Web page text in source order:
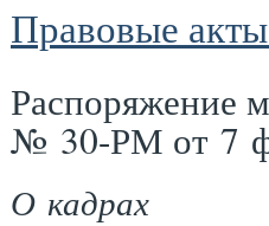
Правовые
Распоряжение
№ 30-РМ от 7
О кадрах